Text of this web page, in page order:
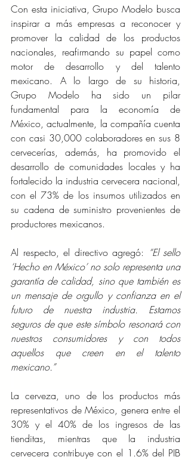
Con esta iniciativa, Grupo Modelo busca
inspirar a más empresas a reconocer y
promover la calidad de los productos
nacionales, reafirmando su papel como
motor de desarrollo y del talento
mexicano. A lo largo de su historia,
Grupo Modelo ha sido un pilar
fundamental para la economía de
México, actualmente, la compañía cuenta
con casi 30,000 colaboradores en sus 8
cervecerías, además, ha promovido el
desarrollo de comunidades locales y ha
fortalecido la industria cervecera nacional,
con el 73% de los insumos utilizados en
su cadena de suministro provenientes de
productores mexicanos.
Al respecto, el directivo agregó: “El sello
‘Hecho en México’ no solo representa una
garantía de calidad, sino que también es
un mensaje de orgullo y confianza en el
futuro de nuestra industria. Estamos
seguros de que este símbolo resonará con
nuestros consumidores y con todos
aquellos que creen en el talento
mexicano.”
La cerveza, uno de los productos más
representativos de México, genera entre el
30% y el 40% de los ingresos de las
tienditas, mientras que la industria
cervecera contribuye con el 1.6% del PIB